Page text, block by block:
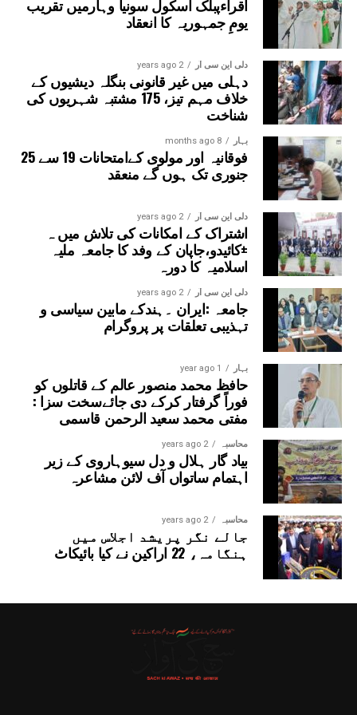
اقراءپبلک اسکول سونیا وہارمیں تقریب
یومِ جمہوریہ کا انعقاد
دلی این سی آر 2 years ago
دہلی میں غیر قانونی بنگلہ دیشیوں کے
خلاف مہم تیز، 175 مشتبہ شہریوں کی
شناخت
بہار 8 months ago
فوقانیہ اور مولوی کےامتحانات 19 سے 25
جنوری تک ہوں گے منعقد
دلی این سی آر 2 years ago
اشتراک کے امکانات کی تلاش میں ہ
±کائیدو،جاپان کے وفد کا جامعہ ملیہ
اسلامیہ کا دورہ
دلی این سی آر 2 years ago
جامعہ :ایران ۔ہندکے مابین سیاسی و
تہذیبی تعلقات پر پروگرام
بہار 1 year ago
حافظ محمد منصور عالم کے قاتلوں کو
فوراً گرفتار کرکے دی جائےسخت سزا :
مفتی محمد سعید الرحمن قاسمی
محاسبہ 2 years ago
بیاد گار ہلال و دل سیوہاروی کے زیر
اہتمام ساتواں آف لائن مشاعرہ
محاسبہ 2 years ago
جالے نگر پریشد اجلاس میں
ہنگامہ، 22 اراکین نے کیا بائیکاٹ